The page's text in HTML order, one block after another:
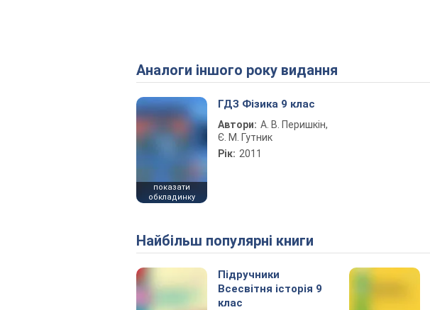
Аналоги іншого року видання
показати
обкладинку
ГДЗ Фізика 9 клас
Автори: А. В. Перишкін,
Є. М. Гутник
Рік: 2011
Найбільш популярні книги
Підручники
Всесвітня історія 9
клас